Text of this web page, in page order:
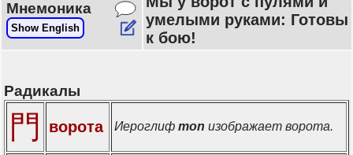
Мнемоника
Show English
умелыми руками: Готовы
к бою!
Радикалы
門 ворота Иероглиф mon изображает ворота.